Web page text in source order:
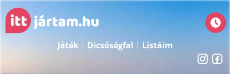
Játék Dicsőségfal Listáim